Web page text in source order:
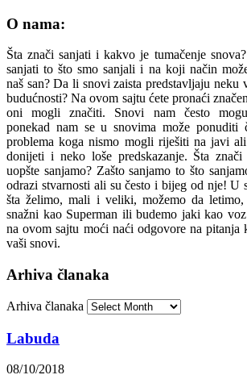
O nama:
Šta znači sanjati i kakvo je tumačenje
sanjati to što smo sanjali i na koji način
naš san? Da li snovi zaista predstavljaju neku
budućnosti? Na ovom sajtu ćete pronaći
oni mogli značiti. Snovi nam često
ponekad nam se u snovima može ponuditi
problema koga nismo mogli riješiti na javi
donijeti i neko loše predskazanje. Šta znači
uopšte sanjamo? Zašto sanjamo to što
odrazi stvarnosti ali su često i bijeg od nje! U
šta želimo, mali i veliki, možemo da
snažni kao Superman ili budemo jaki kao
na ovom sajtu moći naći odgovore na pitanja
vaši snovi.
Arhiva članaka
Arhiva članaka
Labuda
08/10/2018